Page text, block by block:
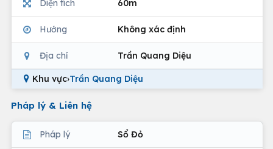
Diện tích 60m
Hướng Không xác định
Địa chỉ Trần Quang Diệu
Khu vực›Trần Quang Diệu
Pháp lý & Liên hệ
Pháp lý Sổ Đỏ